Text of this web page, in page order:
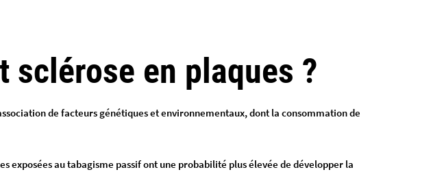
sclérose en plaques ?
de facteurs génétiques et environnementaux, dont la consommation de
exposées au tabagisme passif ont une probabilité plus élevée de développer la